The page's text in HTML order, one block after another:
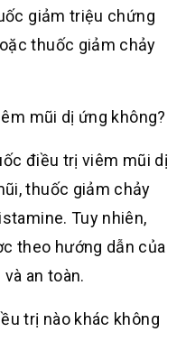
giảm triệu chứng
thuốc giảm chảy
mũi dị ứng không?
điều trị viêm mũi dị
thuốc giảm chảy
Tuy nhiên,
theo hướng dẫn của
an toàn.
trị nào khác không